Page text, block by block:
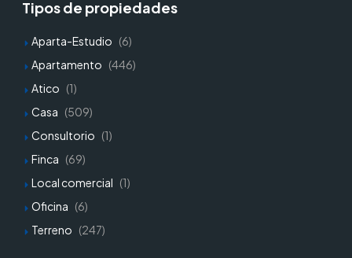
Tipos de propiedades
Aparta-Estudio (6)
Apartamento (446)
Atico (1)
Casa (509)
Consultorio (1)
Finca (69)
Local comercial (1)
Oficina (6)
Terreno (247)